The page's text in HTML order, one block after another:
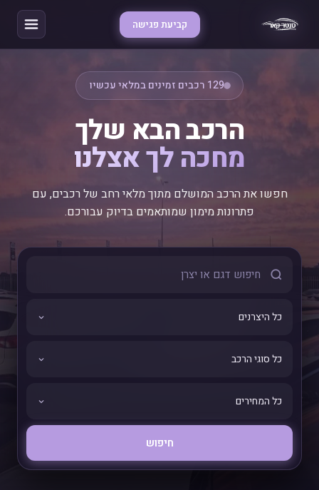
קביעת פגישה
129 רכבים זמינים במלאי עכשיו
הרכב הבא שלך
מחכה לך אצלנו
חפשו את הרכב המושלם מתוך מלאי רחב של רכבים, עם
פתרונות מימון שמותאמים בדיוק עבורכם.
חיפוש